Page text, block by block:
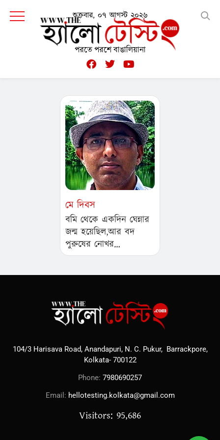
শুক্রবার, ০৭ আগস্ট ২০২৬
পরতে পরশে বাঙালিয়ানা
মে দিবস
বমি থেকে একদিন ঘেন্নার
জন্ম হয়েছিল,আর বদ
পুরুষের নোখর
থেকেআলজেরিয়ার,
104/3 Harisava Road, Anandapuri, N. C. Pukur, Barrackpore,
Kolkata- 700122
Phone: 7980690257
Email: hellotesting.kolkata@gmail.com
Visitors: 95,686